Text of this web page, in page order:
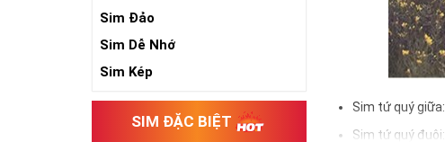
Sim Đảo
Sim Dễ Nhớ
Sim Kép
SIM ĐẶC BIỆT
Sim tứ quý
Sim tứ quý